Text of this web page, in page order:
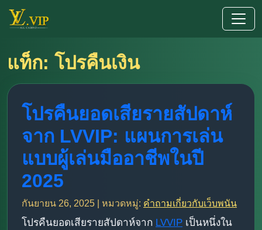
แท็ก: โปรคืนเงิน
โปรคืนยอดเสียรายสัปดาห์
จาก LVVIP: แผนการเล่น
แบบผู้เล่นมืออาชีพในปี
2025
กันยายน 26, 2025 | หมวดหมู่: คำถามเกี่ยวกับเว็บพนัน
โปรคืนยอดเสียรายสัปดาห์จาก LVVIP เป็นหนึ่งใน